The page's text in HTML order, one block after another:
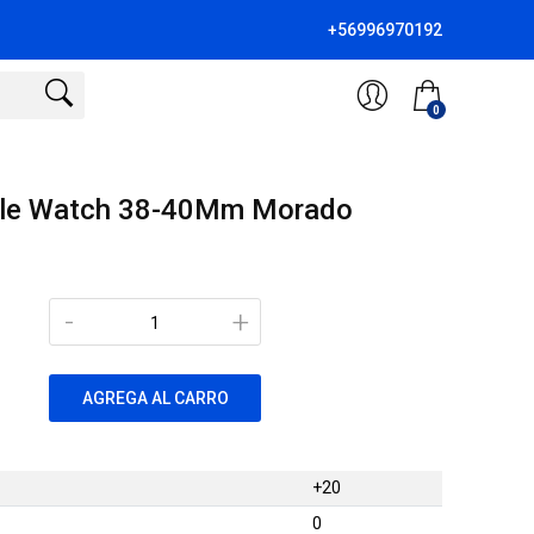
+56996970192
0
Watch 38-40Mm Morado
+
-
AGREGA AL CARRO
+20
0